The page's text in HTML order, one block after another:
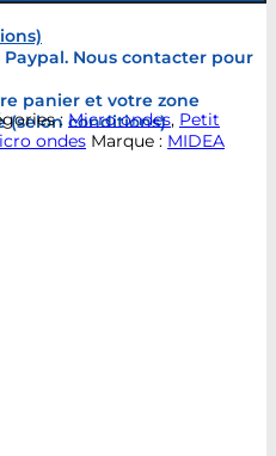
Paypal. Nous contacter pour
panier et votre zone
(selon conditions)
: Micro ondes, Petit
ondes Marque : MIDEA